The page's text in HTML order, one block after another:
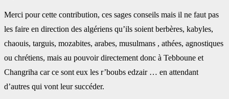
Merci pour cette contribution, ces sages conseils mais il ne faut pas
les faire en direction des algériens qu’ils soient berbères, kabyles,
chaouis, targuis, mozabites, arabes, musulmans , athées, agnostiques
ou chrétiens, mais au pouvoir directement donc à Tebboune et
Changriha car ce sont eux les r’boubs edzair … en attendant
d’autres qui vont leur succéder.